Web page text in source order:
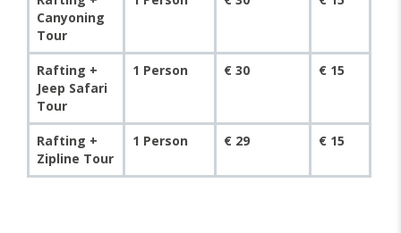
Canyoning
Tour
Rafting +
Jeep Safari
Tour
1 Person € 30 € 15
Rafting +
Zipline Tour
1 Person € 29 € 15